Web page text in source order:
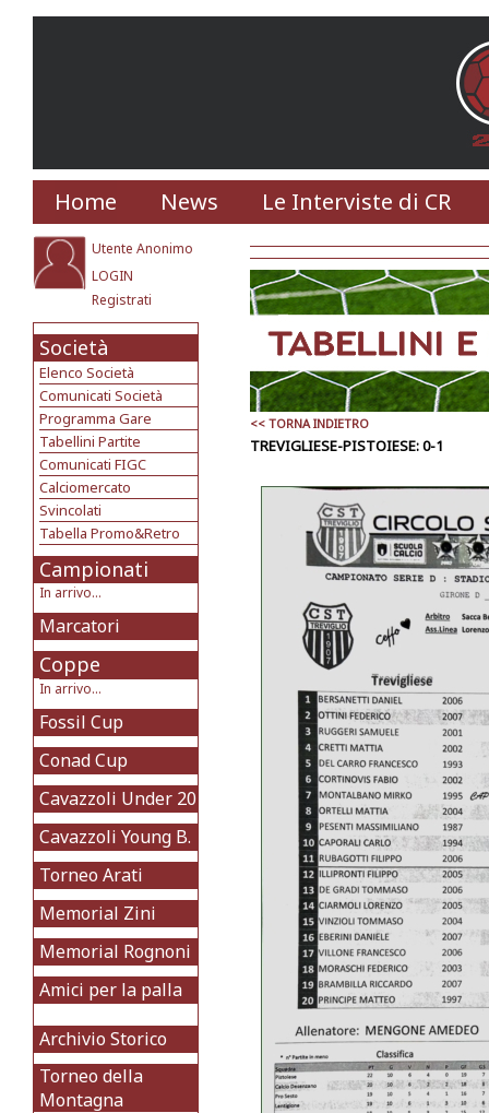
Home News Le Interviste di CR
Utente Anonimo
LOGIN
Registrati
Società
Elenco Società
Comunicati Società
Programma Gare
Tabellini Partite
Comunicati FIGC
Calciomercato
Svincolati
Tabella Promo&Retro
Campionati
In arrivo...
Marcatori
Coppe
In arrivo...
Fossil Cup
Conad Cup
Cavazzoli Under 20
Cavazzoli Young B.
Torneo Arati
Memorial Zini
Memorial Rognoni
Amici per la palla
Archivio Storico
Torneo della
Montagna
<< TORNA INDIETRO
TREVIGLIESE-PISTOIESE: 0-1